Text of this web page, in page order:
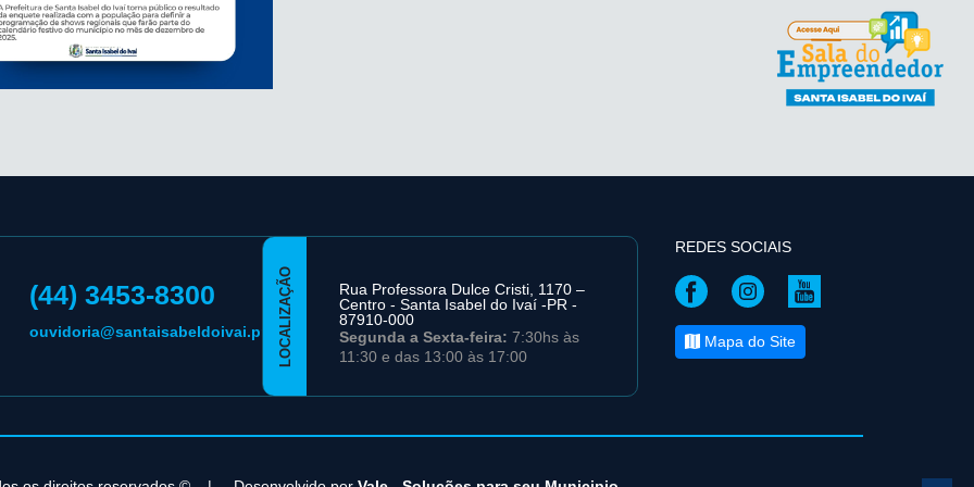
(44) 3453-8300
ouvidoria@santaisabeldoivai.pr.gov.br
LOCALIZAÇÃO
Rua Professora Dulce Cristi, 1170 –
Centro - Santa Isabel do Ivaí -PR -
87910-000
Segunda a Sexta-feira: 7:30hs às
11:30 e das 13:00 às 17:00
REDES SOCIAIS
Mapa do Site